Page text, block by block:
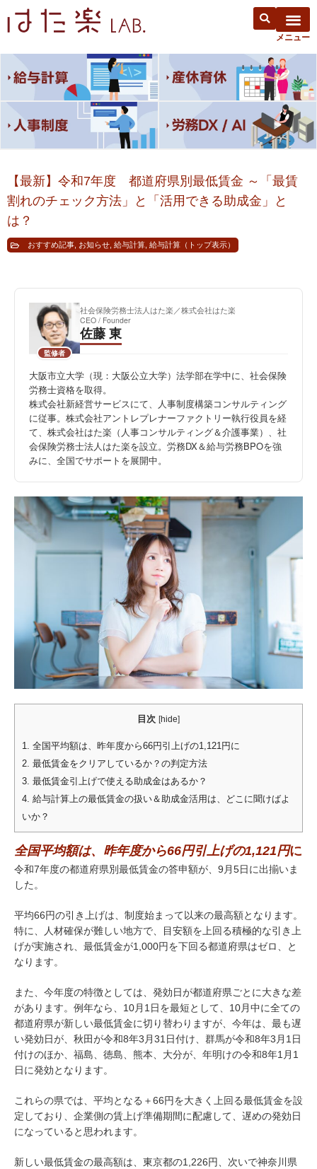
【最新】令和7年度 都道府県別最低賃金 ～「最賃
割れのチェック方法」と「活用できる助成金」と
は？
おすすめ記事, お知らせ, 給与計算, 給与計算（トップ表示）
監修者
社会保険労務士法人はた楽／株式会社はた楽
CEO / Founder
佐藤 東
大阪市立大学（現：大阪公立大学）法学部在学中に、社会保険
労務士資格を取得。
株式会社新経営サービスにて、人事制度構築コンサルティング
に従事。株式会社アントレプレナーファクトリー執行役員を経
て、株式会社はた楽（人事コンサルティング＆介護事業）、社
会保険労務士法人はた楽を設立。労務DX＆給与労務BPOを強
みに、全国でサポートを展開中。
目次 [hide]
1.
全国平均額は、昨年度から66円引上げの1,121円に
2. 最低賃金をクリアしているか？の判定方法
3. 最低賃金引上げで使える助成金はあるか？
4. 給与計算上の最低賃金の扱い＆助成金活用は、どこに聞けばよ
いか？
全国平均額は、昨年度から66円引上げの1,121円に
令和7年度の都道府県別最低賃金の答申額が、9月5日に出揃いま
した。
平均66円の引き上げは、制度始まって以来の最高額となります。
特に、人材確保が難しい地方で、目安額を上回る積極的な引き上
げが実施され、最低賃金が1,000円を下回る都道府県はゼロ、と
なります。
また、今年度の特徴としては、発効日が都道府県ごとに大きな差
があります。例年なら、10月1日を最短として、10月中に全ての
都道府県が新しい最低賃金に切り替わりますが、今年は、最も遅
い発効日が、秋田が令和8年3月31日付け、群馬が令和8年3月1日
付けのほか、福島、徳島、熊本、大分が、年明けの令和8年1月1
日に発効となります。
これらの県では、平均となる＋66円を大きく上回る最低賃金を設
定しており、企業側の賃上げ準備期間に配慮して、遅めの発効日
になっていると思われます。
新しい最低賃金の最高額は、東京都の1,226円、次いで神奈川県